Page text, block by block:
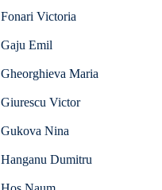
Fonari Victoria
Gaju Emil
Gheorghieva Maria
Giurescu Victor
Gukova Nina
Hanganu Dumitru